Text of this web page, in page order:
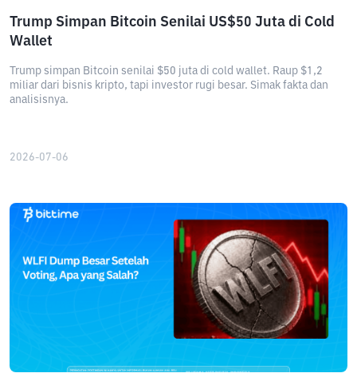
Trump Simpan Bitcoin Senilai US$50 Juta di Cold
Wallet
Trump simpan Bitcoin senilai $50 juta di cold wallet. Raup $1,2
miliar dari bisnis kripto, tapi investor rugi besar. Simak fakta dan
analisisnya.
2026-07-06